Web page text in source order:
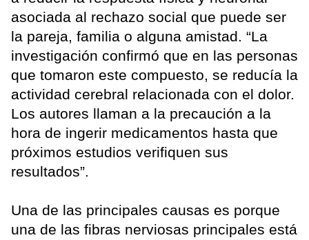
asociada al rechazo social que puede ser
la pareja, familia o alguna amistad. “La
investigación confirmó que en las personas
que tomaron este compuesto, se reducía la
actividad cerebral relacionada con el dolor.
Los autores llaman a la precaución a la
hora de ingerir medicamentos hasta que
próximos estudios verifiquen sus
resultados”.
Una de las principales causas es porque
una de las fibras nerviosas principales está